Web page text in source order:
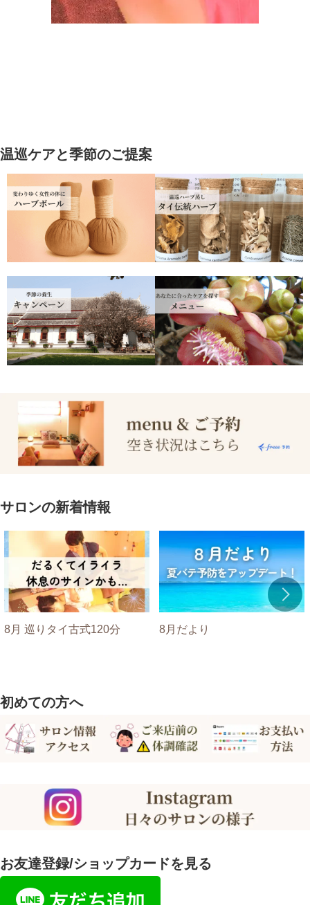
温巡ケアと季節のご提案
サロンの新着情報
8月 巡りタイ古式120分 8月だより
初めての方へ
お友達登録/ショップカードを見る